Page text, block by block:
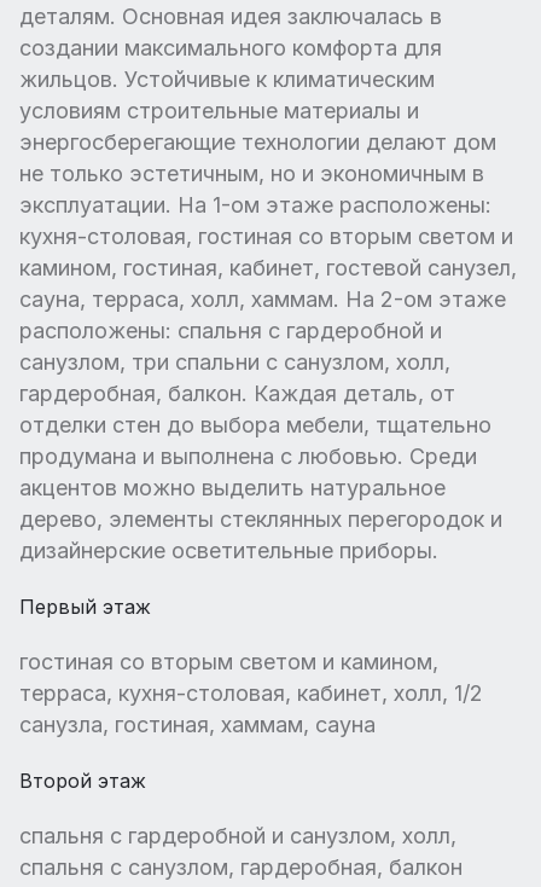
деталям. Основная идея заключалась в
создании максимального комфорта для
жильцов. Устойчивые к климатическим
условиям строительные материалы и
энергосберегающие технологии делают дом
не только эстетичным, но и экономичным в
эксплуатации. На 1-ом этаже расположены:
кухня-столовая, гостиная со вторым светом и
камином, гостиная, кабинет, гостевой санузел,
сауна, терраса, холл, хаммам. На 2-ом этаже
расположены: спальня с гардеробной и
санузлом, три спальни с санузлом, холл,
гардеробная, балкон. Каждая деталь, от
отделки стен до выбора мебели, тщательно
продумана и выполнена с любовью. Среди
акцентов можно выделить натуральное
дерево, элементы стеклянных перегородок и
дизайнерские осветительные приборы.
Первый этаж
гостиная со вторым светом и камином,
терраса, кухня-столовая, кабинет, холл, 1/2
санузла, гостиная, хаммам, сауна
Второй этаж
спальня с гардеробной и санузлом, холл,
спальня с санузлом, гардеробная, балкон